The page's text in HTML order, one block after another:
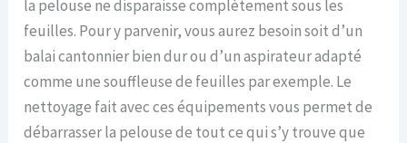
la pelouse ne disparaisse complètement sous les
feuilles. Pour y parvenir, vous aurez besoin soit d’un
balai cantonnier bien dur ou d’un aspirateur adapté
comme une souffleuse de feuilles par exemple. Le
nettoyage fait avec ces équipements vous permet de
débarrasser la pelouse de tout ce qui s’y trouve que